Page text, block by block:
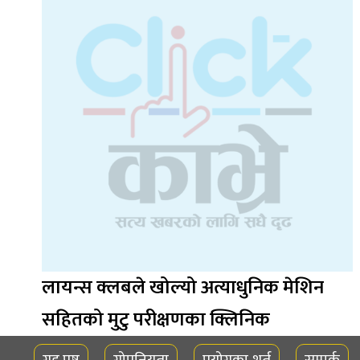
लायन्स क्लबले खोल्यो अत्याधुनिक मेशिन
सहितको मुटु परीक्षणका क्लिनिक